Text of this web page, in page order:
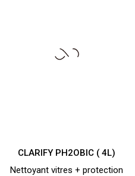
CLARIFY PH2OBIC ( 4L)
Nettoyant vitres + protection